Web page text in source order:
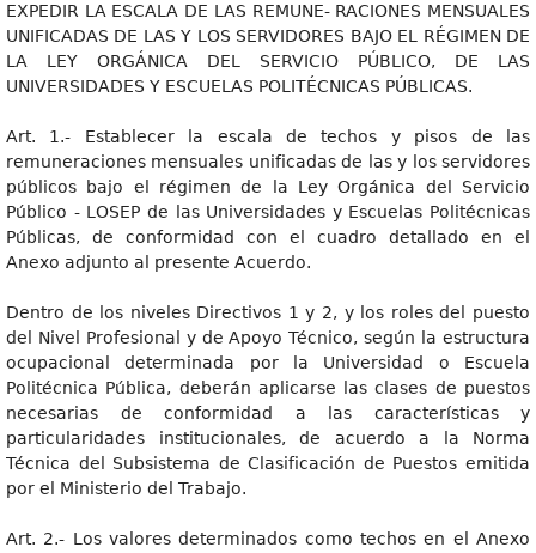
EXPEDIR LA ESCALA DE LAS REMUNE- RACIONES MENSUALES
UNIFICADAS DE LAS Y LOS SERVIDORES BAJO EL RÉGIMEN DE
LA LEY ORGÁNICA DEL SERVICIO PÚBLICO, DE LAS
UNIVERSIDADES Y ESCUELAS POLITÉCNICAS PÚBLICAS.
Art. 1.- Establecer la escala de techos y pisos de las
remuneraciones mensuales unificadas de las y los servidores
públicos bajo el régimen de la Ley Orgánica del Servicio
Público - LOSEP de las Universidades y Escuelas Politécnicas
Públicas, de conformidad con el cuadro detallado en el
Anexo adjunto al presente Acuerdo.
Dentro de los niveles Directivos 1 y 2, y los roles del puesto
del Nivel Profesional y de Apoyo Técnico, según la estructura
ocupacional determinada por la Universidad o Escuela
Politécnica Pública, deberán aplicarse las clases de puestos
necesarias de conformidad a las características y
particularidades institucionales, de acuerdo a la Norma
Técnica del Subsistema de Clasificación de Puestos emitida
por el Ministerio del Trabajo.
Art. 2.- Los valores determinados como techos en el Anexo